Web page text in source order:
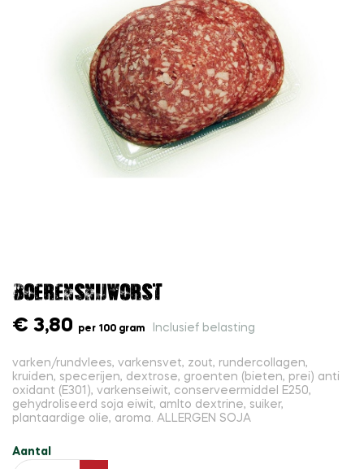
Boerensnijworst
€ 3,80 per 100 gram Inclusief belasting
varken/rundvlees, varkensvet, zout, rundercollagen,
kruiden, specerijen, dextrose, groenten (bieten, prei) anti
oxidant (E301), varkenseiwit, conserveermiddel E250,
gehydroliseerd soja eiwit, amlto dextrine, suiker,
plantaardige olie, aroma. ALLERGEN SOJA
Aantal